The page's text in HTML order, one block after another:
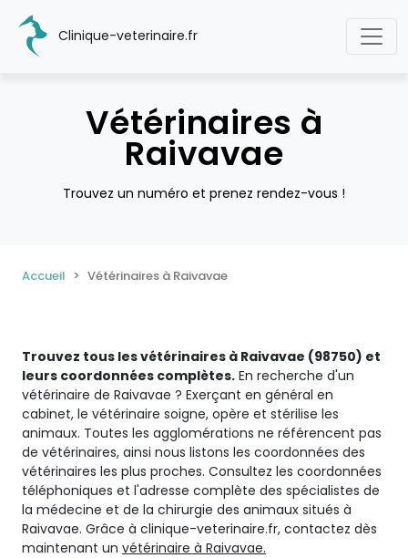
Clinique-veterinaire.fr
Vétérinaires à
Raivavae
Trouvez un numéro et prenez rendez-vous !
Accueil Vétérinaires à Raivavae
Trouvez tous les vétérinaires à Raivavae (98750) et
leurs coordonnées complètes. En recherche d'un
vétérinaire de Raivavae ? Exerçant en général en
cabinet, le vétérinaire soigne, opère et stérilise les
animaux. Toutes les agglomérations ne référencent pas
de vétérinaires, ainsi nous listons les coordonnées des
vétérinaires les plus proches. Consultez les coordonnées
téléphoniques et l'adresse complète des spécialistes de
la médecine et de la chirurgie des animaux situés à
Raivavae. Grâce à clinique-veterinaire.fr, contactez dès
maintenant un vétérinaire à Raivavae.